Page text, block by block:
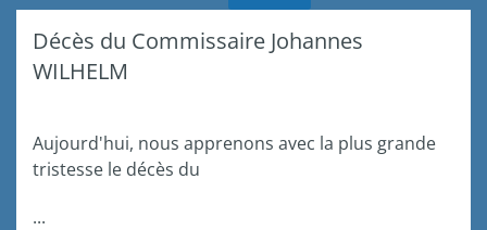
Décès du Commissaire Johannes
WILHELM
Aujourd'hui, nous apprenons avec la plus grande
tristesse le décès du
...